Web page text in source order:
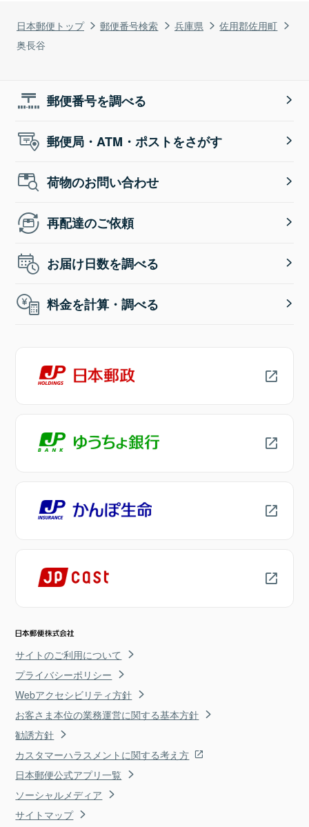
日本郵便トップ 郵便番号検索 兵庫県
佐用郡佐用町
奥長谷
郵便番号を調べる
郵便局・ATM・ポストをさがす
荷物のお問い合わせ
再配達のご依頼
お届け日数を調べる
料金を計算・調べる
サイトのご利用について
プライバシーポリシー
Webアクセシビリティ方針
お客さま本位の業務運営に関する基本方針
勧誘方針
カスタマーハラスメントに関する考え方
日本郵便公式アプリ一覧
ソーシャルメディア
サイトマップ